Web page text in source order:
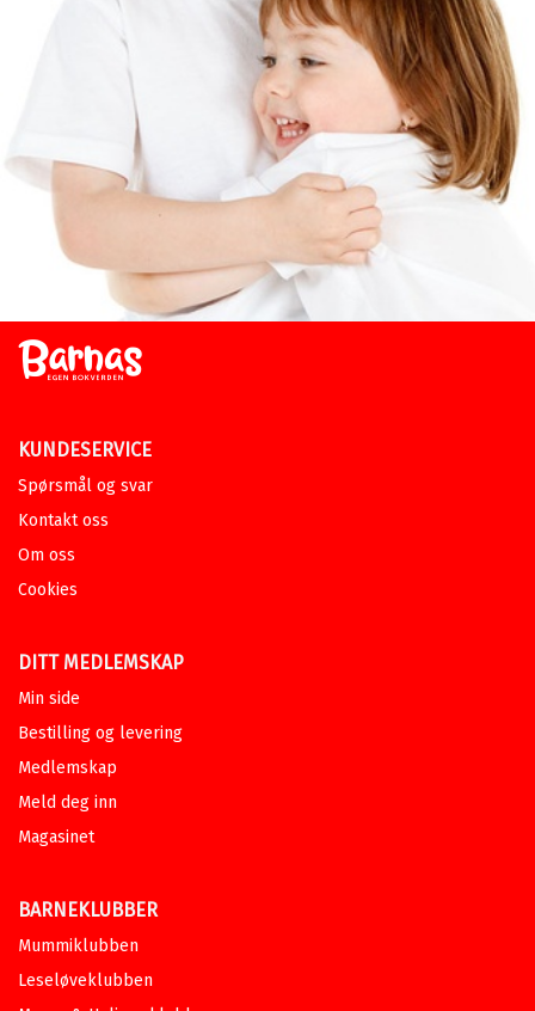
KUNDESERVICE
Spørsmål og svar
Kontakt oss
Om oss
Cookies
DITT MEDLEMSKAP
Min side
Bestilling og levering
Medlemskap
Meld deg inn
Magasinet
BARNEKLUBBER
Mummiklubben
Leseløveklubben